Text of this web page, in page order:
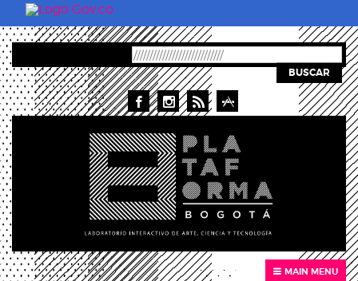
Pasar al contenido principal
BUSCAR
MAIN MENU